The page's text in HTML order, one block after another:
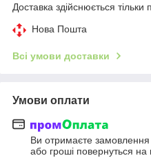
Доставка здійснюється тільки
Нова Пошта
Всі умови доставки
Умови оплати
Ви отримаєте замовлення
або гроші повернуться на